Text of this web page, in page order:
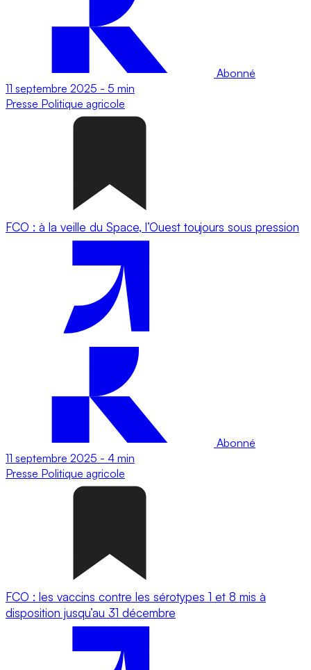
Abonné
11 septembre 2025 - 5 min
Presse Politique agricole
FCO : à la veille du Space, l’Ouest toujours sous pression
Abonné
11 septembre 2025 - 4 min
Presse Politique agricole
FCO : les vaccins contre les sérotypes 1 et 8 mis à
disposition jusqu’au 31 décembre